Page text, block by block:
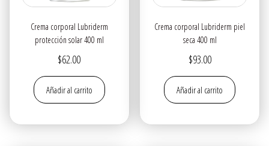
Crema corporal Lubriderm
protección solar 400 ml
$62.00
Añadir al carrito
Crema corporal Lubriderm piel
seca 400 ml
$93.00
Añadir al carrito